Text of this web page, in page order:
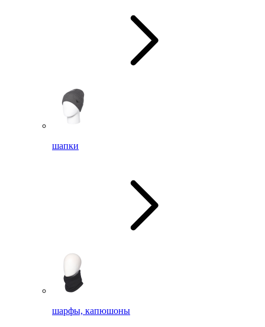
шапки
шарфы, капюшоны